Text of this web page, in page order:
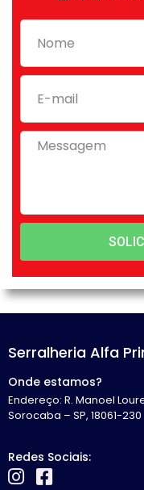
Serralheria Alfa
Onde estamos?
Endereço: R. Manoel
Sorocaba – SP, 18061-230
Redes Sociais: